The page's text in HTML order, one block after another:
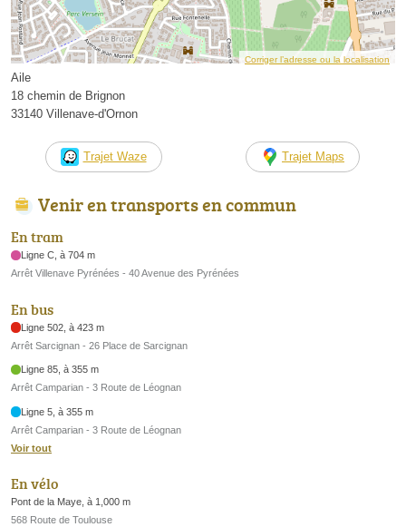
Corriger l’adresse ou la localisation
Aile
18 chemin de Brignon
33140 Villenave-d'Ornon
Trajet Waze Trajet Maps
Venir en transports en commun
En tram
Ligne C, à 704 m
Arrêt Villenave Pyrénées - 40 Avenue des Pyrénées
En bus
Ligne 502, à 423 m
Arrêt Sarcignan - 26 Place de Sarcignan
Ligne 85, à 355 m
Arrêt Camparian - 3 Route de Léognan
Ligne 5, à 355 m
Arrêt Camparian - 3 Route de Léognan
Voir tout
En vélo
Pont de la Maye, à 1,000 m
568 Route de Toulouse